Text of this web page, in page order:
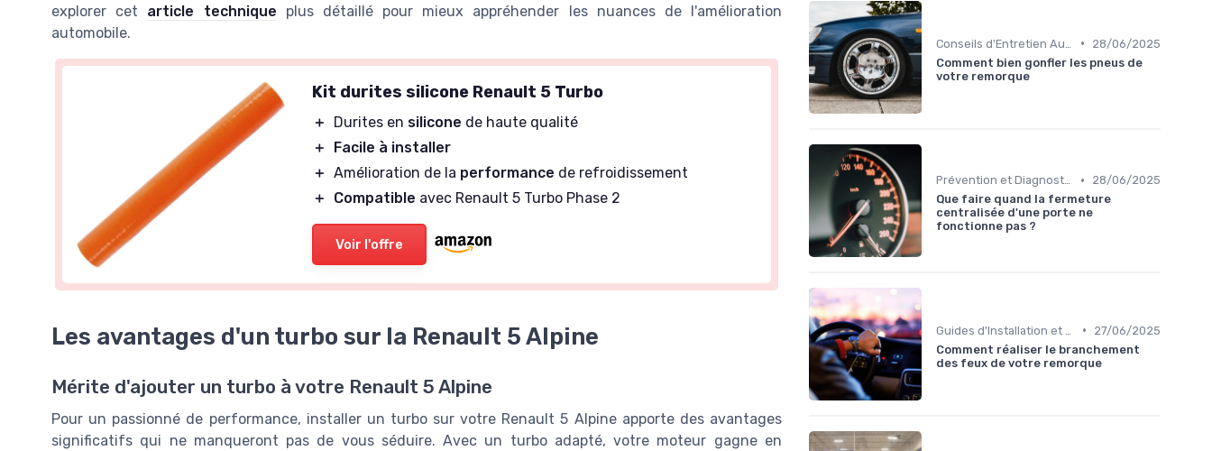
explorer cet article technique plus détaillé pour mieux appréhender les nuances de l'amélioration
automobile.
Kit durites silicone Renault 5 Turbo
＋ Durites en silicone de haute qualité
＋
Facile à installer
＋ Amélioration de la performance de refroidissement
＋
Compatible avec Renault 5 Turbo Phase 2
Voir l'offre
Les avantages d'un turbo sur la Renault 5 Alpine
Mérite d'ajouter un turbo à votre Renault 5 Alpine
Pour un passionné de performance, installer un turbo sur votre Renault 5 Alpine apporte des avantages
significatifs qui ne manqueront pas de vous séduire. Avec un turbo adapté, votre moteur gagne en
•
28/06/2025
Comment bien gonfler les pneus de
votre remorque
Prévention et Diagnostic des Pannes •
28/06/2025
Que faire quand la fermeture
centralisée d'une porte ne
fonctionne pas ?
•
27/06/2025
Comment réaliser le branchement
des feux de votre remorque